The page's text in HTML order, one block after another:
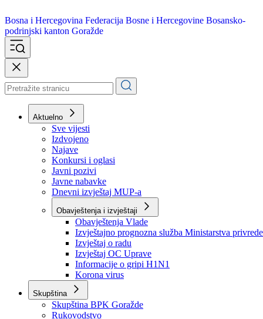
Bosna i Hercegovina
podrinjski kanton Goražde
Aktuelno
Sve vijesti
Izdvojeno
Najave
Konkursi i oglasi
Javni pozivi
Javne nabavke
Dnevni izvještaj MUP-a
Obavještenja i izvještaji
Obavještenja Vlade
Izvještajno prognozna služba Ministarstva privrede
Izvještaj o radu
Izvještaj OC Uprave
Informacije o gripi H1N1
Korona virus